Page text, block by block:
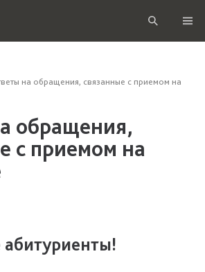
на обращения, связанные с приемом на
обращения,
с приемом на